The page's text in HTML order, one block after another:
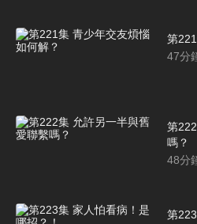
第
47分
第
嗎？
48分
第